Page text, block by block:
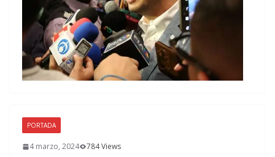
PORTADA
4 marzo, 2024 784 Views